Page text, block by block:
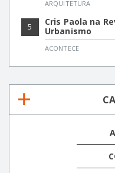
ARQUITETURA
5
Cris Paola na
Urbanismo
ACONTECE